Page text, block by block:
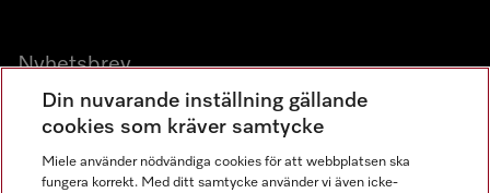
Nyhetsbrev
Gå med i vår gemenskap
Din nuvarande inställning gällande
cookies som kräver samtycke
Miele använder nödvändiga cookies för att webbplatsen ska
fungera korrekt. Med ditt samtycke använder vi även icke-